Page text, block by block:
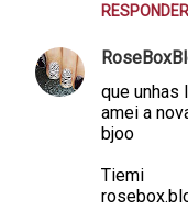
RESPONDER
que unhas
amei a
bjoo
Tiemi